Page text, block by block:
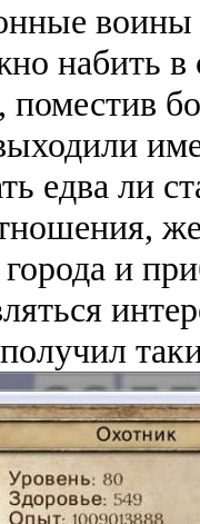
набить
поместив
едва ли
и